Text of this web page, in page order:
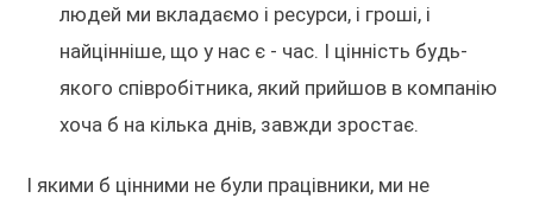
людей ми вкладаємо і ресурси, і гроші, і
найцінніше, що у нас є - час. І цінність будь-
якого співробітника, який прийшов в компанію
хоча б на кілька днів, завжди зростає.
І якими б цінними не були працівники, ми не